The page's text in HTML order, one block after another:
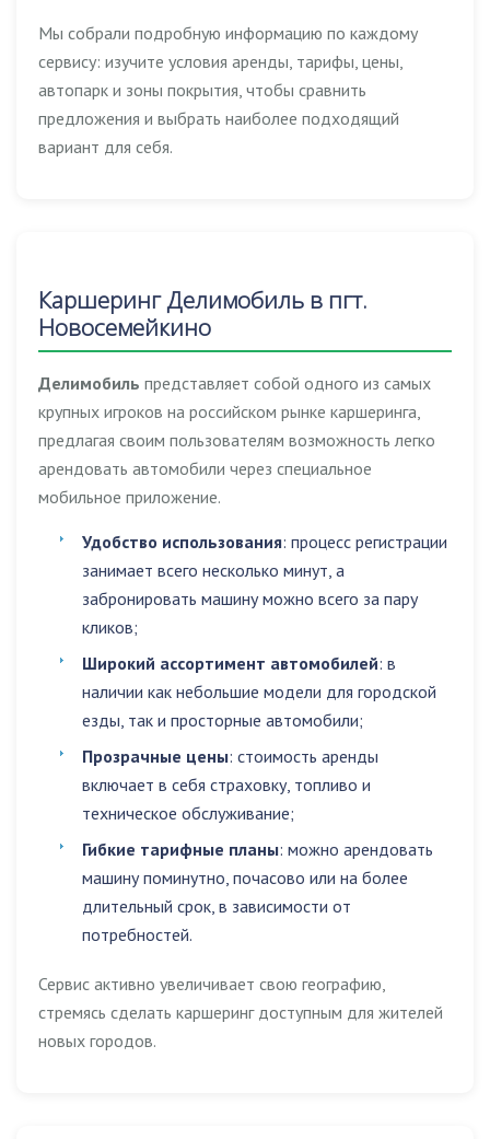
Мы собрали подробную информацию по каждому
сервису: изучите условия аренды, тарифы, цены,
автопарк и зоны покрытия, чтобы сравнить
предложения и выбрать наиболее подходящий
вариант для себя.
Каршеринг Делимобиль в пгт.
Новосемейкино
Делимобиль представляет собой одного из самых
крупных игроков на российском рынке каршеринга,
предлагая своим пользователям возможность легко
арендовать автомобили через специальное
мобильное приложение.
Удобство использования: процесс регистрации
занимает всего несколько минут, а
забронировать машину можно всего за пару
кликов;
Широкий ассортимент автомобилей: в
наличии как небольшие модели для городской
езды, так и просторные автомобили;
Прозрачные цены: стоимость аренды
включает в себя страховку, топливо и
техническое обслуживание;
Гибкие тарифные планы: можно арендовать
машину поминутно, почасово или на более
длительный срок, в зависимости от
потребностей.
Сервис активно увеличивает свою географию,
стремясь сделать каршеринг доступным для жителей
новых городов.